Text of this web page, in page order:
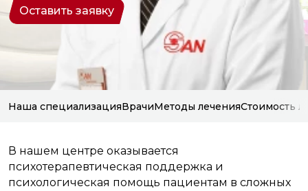
Оставить заявку
Наша специализацияВрачиМетоды леченияСтоимость
В нашем центре оказывается
психотерапевтическая поддержка и
психологическая помощь пациентам в сложных